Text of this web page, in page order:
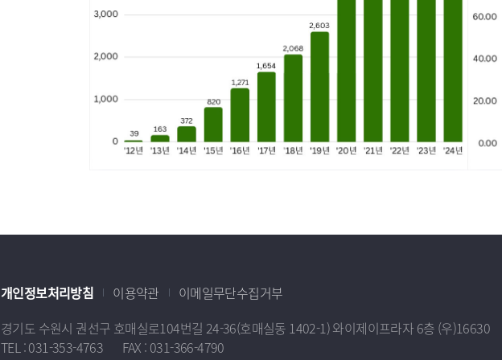
개인정보처리방침 이용약관
이메일무단수집거부
경기도 수원시 권선구 호매실로104번길 24-36(호매실동 1402-1) 와이제이프라자 6층 (우)16630
TEL :031-353-4763
FAX : 031-366-4790